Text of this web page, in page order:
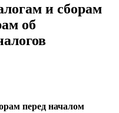
и сборам
об
перед началом